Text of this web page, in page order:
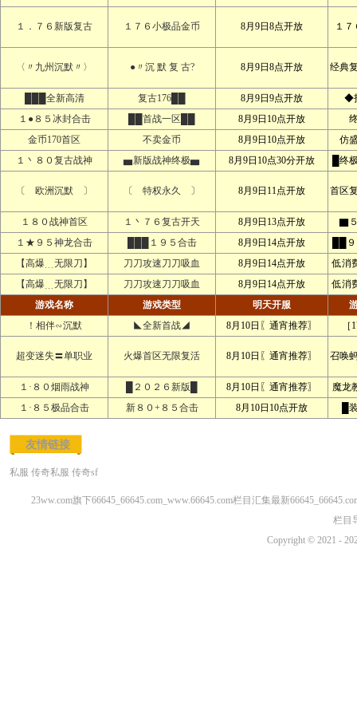
１．７６新版复古 １７６小极品金币 8月9日8点开放 １
〈〃九州沉默〃〉 ●〃沉 默 复 古? 8月9日8点开放 经典
███全新高清 复古176██ 8月9日9点开放
◆
１●８５冰封合击
██首战一区██ 8月9日10点开放
金币170首区
不卖金币 8月9日10点开放
仿
１丶８０复古战神
▅新版战神终极▅ 8月9日10点30分开放 █终
〔 欧洲沉默 〕 〔 特权永久 〕 8月9日11点开放 首区
１８０战神首区 １丶７６复古开天 8月9日13点开放
▇
１★９５神龙合击
███１９５合击 8月9日14点开放
██
【高爆﹍无限刀】
刀刀攻速刀刀吸血 8月9日14点开放
低消
【高爆﹍无限刀】
刀刀攻速刀刀吸血 8月9日14点开放
低消
游戏名称
游戏类型 明天开服
！相伴∽沉默
◣全新首战◢ 8月10日〖通宵推荐〗
超变迷失〓单职业 火爆首区无限复活 8月10日〖通宵推荐〗 召唤
１·８０烟雨战神 █２０２６新版█ 8月10日〖通宵推荐〗
魔龙
１·８５极品合击
新８０+８５合击 8月10日10点开放 █
友情链接
私服 传奇私服 传奇sf
23ww.com旗下66645_66645.com_www.66645.com栏目汇集最新
栏目
Copyright © 2021 -